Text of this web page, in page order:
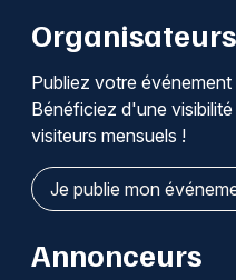
Organisateurs
Publiez votre
Bénéficiez d'une
visiteurs mensuels !
Je publie mon
Annonceurs